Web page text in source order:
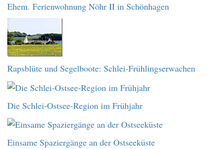
Ehem. Ferienwohnung Nöhr II in Schönhagen
Rapsblüte und Segelboote: Schlei-Frühlingserwachen
Die Schlei-Ostsee-Region im Frühjahr
Einsame Spaziergänge an der Ostseeküste